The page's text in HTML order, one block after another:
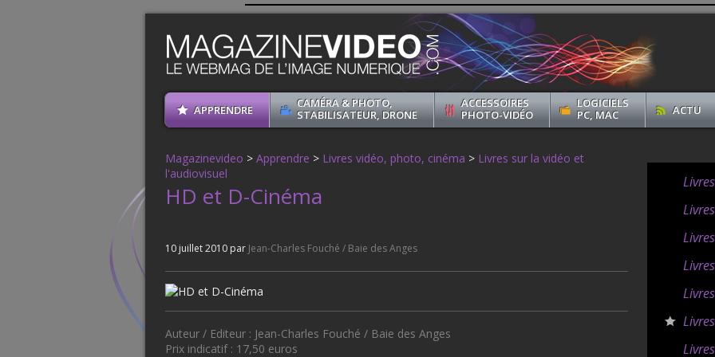
APPRENDRE
CAMÉRA & PHOTO,
STABILISATEUR, DRONE
ACCESSOIRES
PHOTO-VIDÉO
LOGICIELS
PC, MAC
ACTU
Magazinevideo > Apprendre > Livres vidéo, photo, cinéma > Livres sur la vidéo et
l'audiovisuel
HD et D-Cinéma
10 juillet 2010 par Jean-Charles Fouché / Baie des Anges
Auteur / Editeur : Jean-Charles Fouché / Baie des Anges
Prix indicatif : 17,50 euros